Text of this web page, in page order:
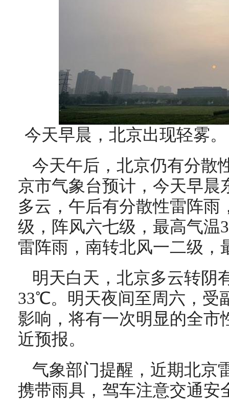
今天早晨，北京出现轻雾
今天午后，北京仍有分散
京市气象台预计，今天早晨
多云，午后有分散性雷阵雨
级，阵风六七级，最高气
雷阵雨，南转北风一二级
明天白天，北京多云转阴
33℃。明天夜间至周六，受
影响，将有一次明显的全市
近预报。
气象部门提醒，近期北京
携带雨具，驾车注意交通安